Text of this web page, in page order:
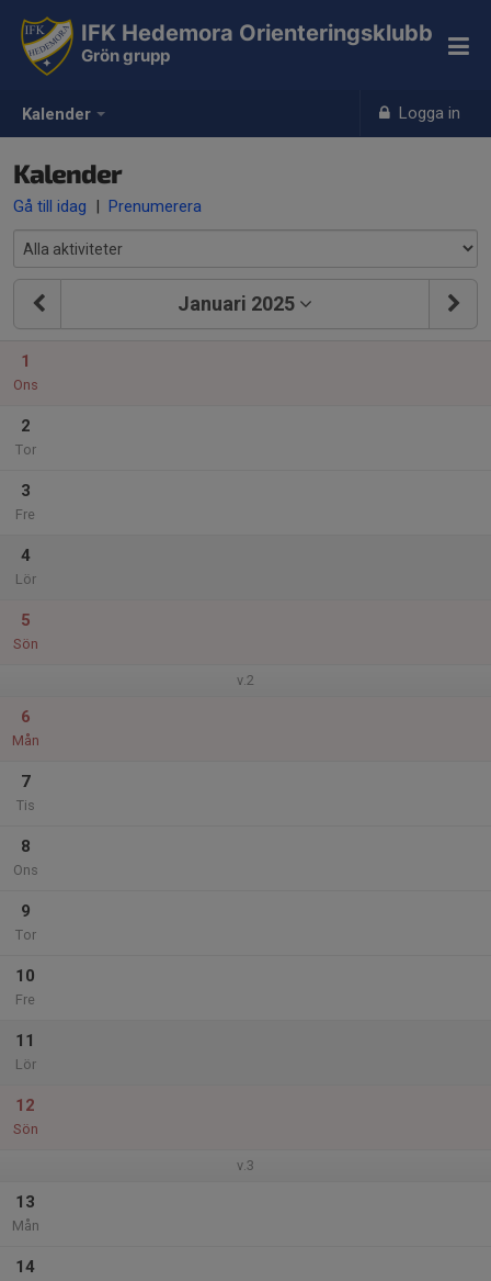
Kalender Logga in
IFK Hedemora Orienteringsklubb
Grön grupp
Kalender
Gå till idag | Prenumerera
Januari 2025
1
Ons
2
Tor
3
Fre
4
Lör
5
Sön
v.2
6
Mån
7
Tis
8
Ons
9
Tor
10
Fre
11
Lör
12
Sön
v.3
13
Mån
14